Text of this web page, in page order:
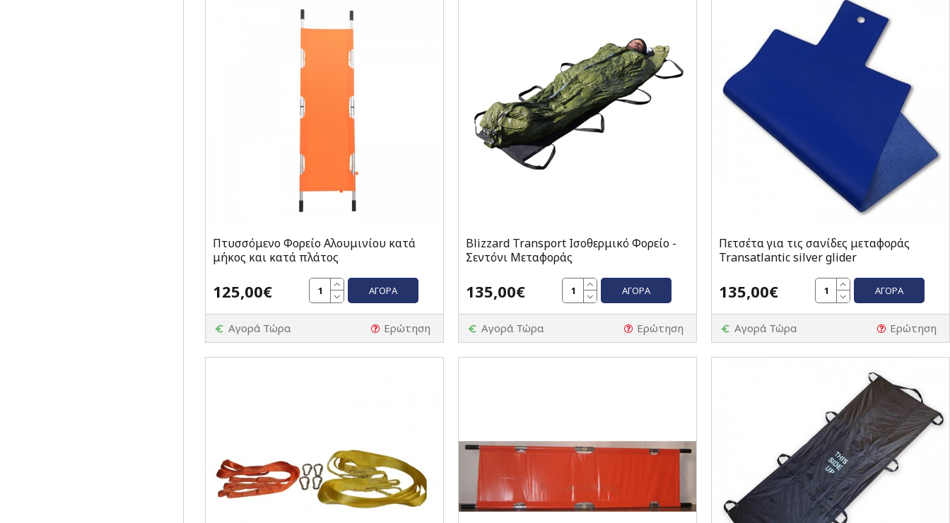
Πτυσσόμενο Φορείο Αλουμινίου κατά
μήκος και κατά πλάτος
125,00€ ΑΓΟΡΆ
Αγορά Τώρα Ερώτηση
Blizzard Transport Ισοθερμικό Φορείο -
Σεντόνι Μεταφοράς
135,00€ ΑΓΟΡΆ
Αγορά Τώρα Ερώτηση
Πετσέτα για τις σανίδες μεταφοράς
Transatlantic silver glider
135,00€ ΑΓΟΡΆ
Αγορά Τώρα Ερώτηση